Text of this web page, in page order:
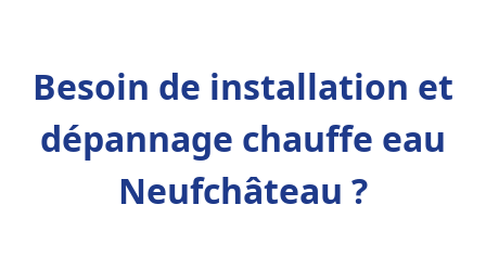
Besoin de installation et
dépannage chauffe eau
Neufchâteau ?